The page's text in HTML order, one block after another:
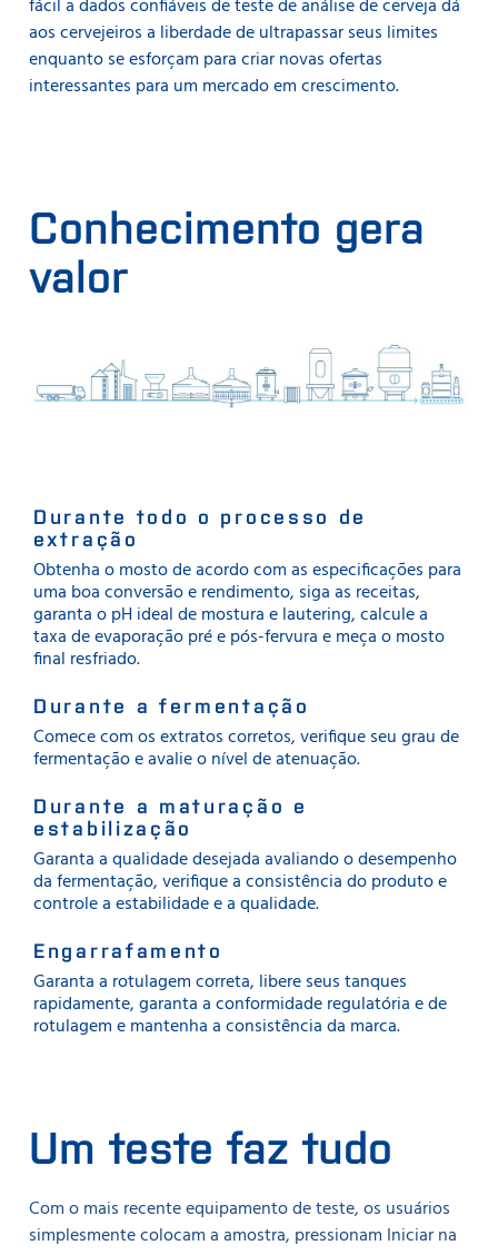
fácil a dados confiáveis de teste de análise de cerveja dá
aos cervejeiros a liberdade de ultrapassar seus limites
enquanto se esforçam para criar novas ofertas
interessantes para um mercado em crescimento.
Conhecimento gera
valor
Durante todo o processo de
extração
Obtenha o mosto de acordo com as especificações para
uma boa conversão e rendimento, siga as receitas,
garanta o pH ideal de mostura e lautering, calcule a
taxa de evaporação pré e pós-fervura e meça o mosto
final resfriado.
Durante a fermentação
Comece com os extratos corretos, verifique seu grau de
fermentação e avalie o nível de atenuação.
Durante a maturação e
estabilização
Garanta a qualidade desejada avaliando o desempenho
da fermentação, verifique a consistência do produto e
controle a estabilidade e a qualidade.
Engarrafamento
Garanta a rotulagem correta, libere seus tanques
rapidamente, garanta a conformidade regulatória e de
rotulagem e mantenha a consistência da marca.
Um teste faz tudo
Com o mais recente equipamento de teste, os usuários
simplesmente colocam a amostra, pressionam Iniciar na